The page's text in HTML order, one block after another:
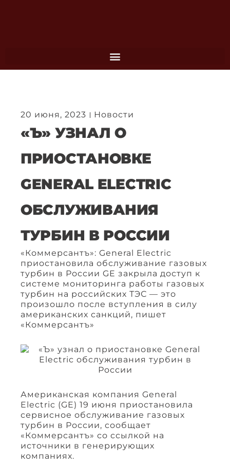
20 июня, 2023 Новости
«Ъ» УЗНАЛ О
ПРИОСТАНОВКЕ
GENERAL ELECTRIC
ОБСЛУЖИВАНИЯ
ТУРБИН В РОССИИ
«Коммерсантъ»: General Electric
приостановила обслуживание газовых
турбин в России GE закрыла доступ к
системе мониторинга работы газовых
турбин на российских ТЭС — это
произошло после вступления в силу
американских санкций, пишет
«Коммерсантъ»
Американская компания General
Electric (GE) 19 июня приостановила
сервисное обслуживание газовых
турбин в России, сообщает
«Коммерсантъ» со ссылкой на
источники в генерирующих
компаниях.